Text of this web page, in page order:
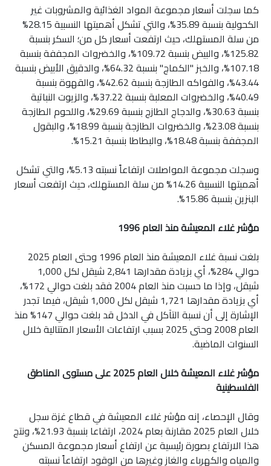
كما سجلت أسعار مجموعة المواد الغذائية والمشروبات غير
الكحولية بنسبة 35.89%، والتي تشكل أهميتها النسبية 28.15%
من سلة المستهلك، حيث ارتفعت أسعار كل من؛ السكر بنسبة
125.82%، والبيض بنسبة 109.72%، والخضروات المجففة بنسبة
107.18%، والخبز "الكماج" بنسبة 64.32%، والدقيق الأبيض بنسبة
43.44%، والفواكه الطازجة بنسبة 42.62%، والقهوة بنسبة
40.49%، والخضروات المعلبة بنسبة 37.22%، والزيوت النباتية
بنسبة 30.63%، والدجاج الطازج بنسبة 29.69%، واللحوم الطازجة
بنسبة 23.08%، والخضروات الطازجة بنسبة 18.99%، والبقول
المجففة بنسبة 18.48%، والبطاطا بنسبة 15.21%.
وسجلت مجموعة المواصلات ارتفاعاً نسبته 5.13%، والتي تشكل
أهميتها النسبية 14.26% من سلة المستهلك، حيث ارتفعت أسعار
البنزين بنسبة 15.86%.
مؤشر غلاء المعيشة منذ العام 1996
بلغت نسبة غلاء المعيشة منذ العام 1996 وحتى العام 2025
حوالي 284%، أي بزيادة مقدارها 2,841 شيقل لكل 1,000
شيقل، وإذا ما حسبت منذ العام 2004 فقد بلغت حوالي 172%،
أي بزيادة مقدارها 1,721 شيقل لكل 1,000 شيقل، فيما تجدر
الإشارة إلى أن نسبة التآكل في الدخل قد بلغت حوالي 147% منذ
العام 2008 وحتى 2025 بسبب ارتفاعات الأسعار المتتالية خلال
السنوات الماضية.
مؤشر غلاء المعيشة خلال العام 2025 على مستوى المناطق
الفلسطينية
وقال الإحصاء، إنه مؤشر غلاء المعيشة في قطاع غزة سجل
خلال العام 2025 مقارنة بعام 2024، ارتفاعا بنسبة 21.93%، ونتج
هذا الارتفاع بصورة رئيسية عن ارتفاع أسعار مجموعة المسكن
والمياه والكهرباء والغاز وغيرها من الوقود ارتفاعاً نسبته